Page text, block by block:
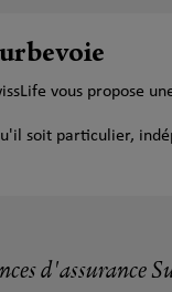
vous
soit particulier,
d'assurance